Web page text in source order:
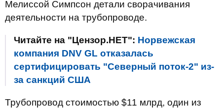
Мелиссой Симпсон детали сворачивания
деятельности на трубопроводе.
Читайте на "Цензор.НЕТ": Норвежская
компания DNV GL отказалась
сертифицировать "Северный поток-2" из-
за санкций США
Трубопровод стоимостью $11 млрд, один из